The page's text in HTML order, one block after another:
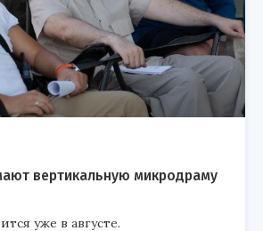
вертикальную микродраму
уже в августе.